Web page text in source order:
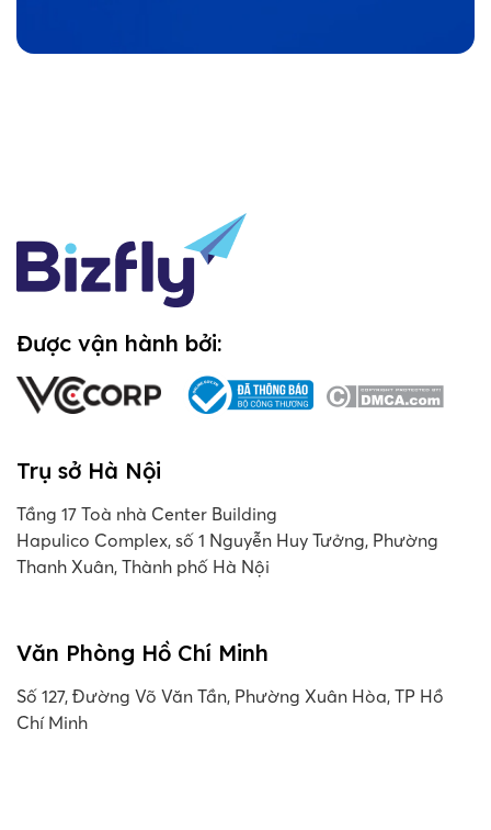
Được vận hành bởi:
Trụ sở Hà Nội
Tầng 17 Toà nhà Center Building
Hapulico Complex, số 1 Nguyễn Huy Tưởng, Phường
Thanh Xuân, Thành phố Hà Nội
Văn Phòng Hồ Chí Minh
Số 127, Đường Võ Văn Tần, Phường Xuân Hòa, TP Hồ
Chí Minh